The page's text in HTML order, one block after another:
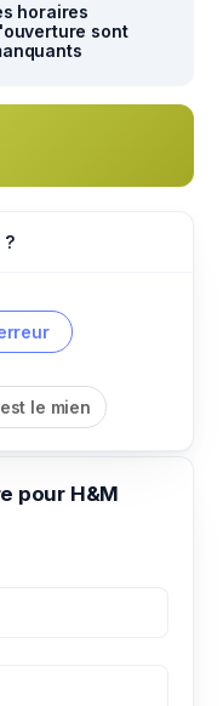
horaires
sont
?
le mien
pour H&M